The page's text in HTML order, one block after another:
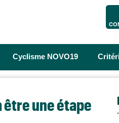
Cyclisme NOVO19
être une étape